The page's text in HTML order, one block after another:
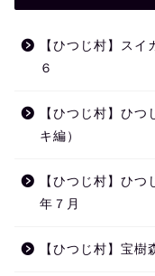
【ひつじ村】スイ
６
【ひつじ村】ひ
キ編）
【ひつじ村】ひ
年７月
【ひつじ村】宝樹